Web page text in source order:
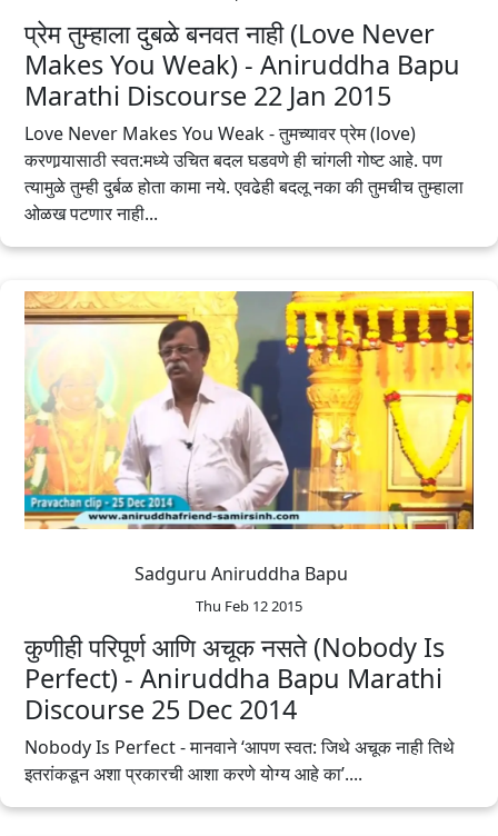
प्रेम तुम्हाला दुबळे बनवत नाही (Love Never
Makes You Weak) - Aniruddha Bapu‬
‪Marathi‬ Discourse 22 Jan 2015
Love Never Makes You Weak - तुमच्यावर प्रेम (love)
करणार्‍यासाठी स्वत:मध्ये उचित बदल घडवणे ही चांगली गोष्ट आहे. पण
त्यामुळे तुम्ही दुर्बळ होता कामा नये. एवढेही बदलू नका की तुमचीच तुम्हाला
ओळख पटणार नाही...
Sadguru Aniruddha Bapu
Thu Feb 12 2015
कुणीही परिपूर्ण आणि अचूक नसते (Nobody Is
Perfect) - Aniruddha Bapu Marathi
Discourse 25 Dec 2014
Nobody Is Perfect - मानवाने ‘आपण स्वत: जिथे अचूक नाही तिथे
इतरांकडून अशा प्रकारची आशा करणे योग्य आहे का’....